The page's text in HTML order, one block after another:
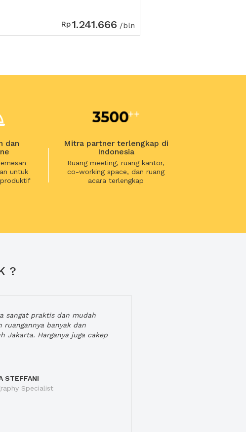
Rp1.241.666 /bln
dan
untuk
Mitra partner terlengkap di
Indonesia
Ruang meeting, ruang kantor,
co-working space, dan ruang
acara terlengkap
?
sangat praktis dan mudah
ruangannya banyak dan
Jakarta. Harganya juga cakep
STEFFANI
Specialist